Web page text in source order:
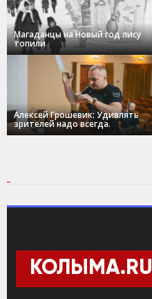
Магаданцы на Новый год лису
топили
Алексей Грошевик: Удивлять
зрителей надо всегда.
КОЛЫМА.RU